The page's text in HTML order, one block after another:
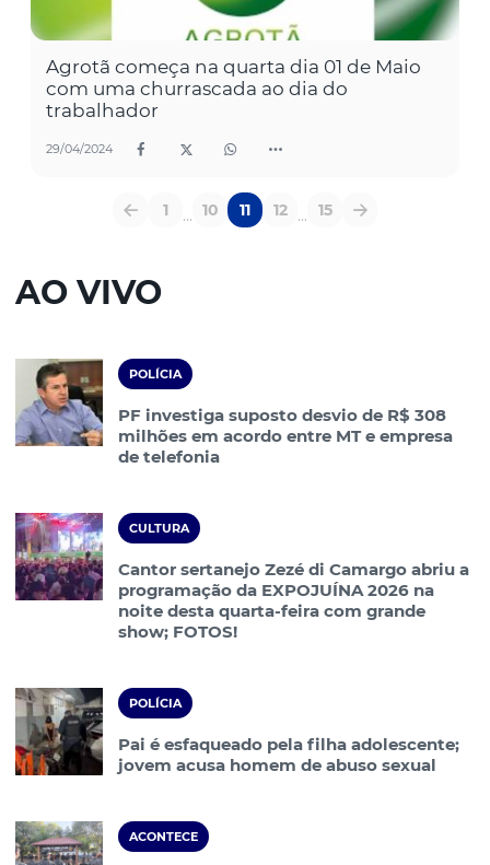
Agrotã começa na quarta dia 01 de Maio
com uma churrascada ao dia do
trabalhador
29/04/2024
1 ... 10 11 12 ... 15
AO VIVO
POLÍCIA
PF investiga suposto desvio de R$ 308
milhões em acordo entre MT e empresa
de telefonia
CULTURA
Cantor sertanejo Zezé di Camargo abriu a
programação da EXPOJUÍNA 2026 na
noite desta quarta-feira com grande
show; FOTOS!
POLÍCIA
Pai é esfaqueado pela filha adolescente;
jovem acusa homem de abuso sexual
ACONTECE